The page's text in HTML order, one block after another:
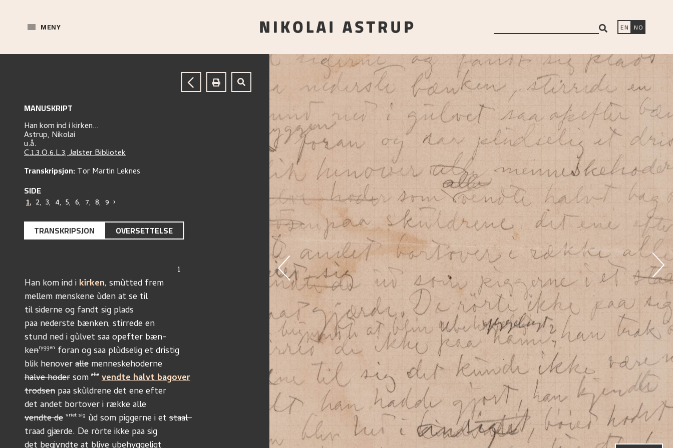
MENY EN NO
MANUSKRIPT
Han kom ind i kirken...
Astrup, Nikolai
u.å.
C.1.3.O.6.L.3, Jølster Bibliotek
Transkripsjon:Tor Martin Leknes
SIDE
1, 2, 3, 4, 5, 6, 7, 8, 9 ›
TRANSKRIPSJON OVERSETTELSE
                                                             1
Han kom ind i kirken, smùtted frem
mellem menskene ùden at se til
til siderne og fandt sig plads
paa nederste bænken, stirrede en
stund ned i gùlvet saa opefter bæn-
kenryggen foran og saa plùdselig et dristig
blik henover alle menneskehoderne
halve hoder som alle vendte halvt bagover
trodsen paa skùldrene det ene efter
det andet bortover i række alle
vendte de vriet sig ùd som piggerne i et staal-
traad gjærde. De rörte ikke paa sig